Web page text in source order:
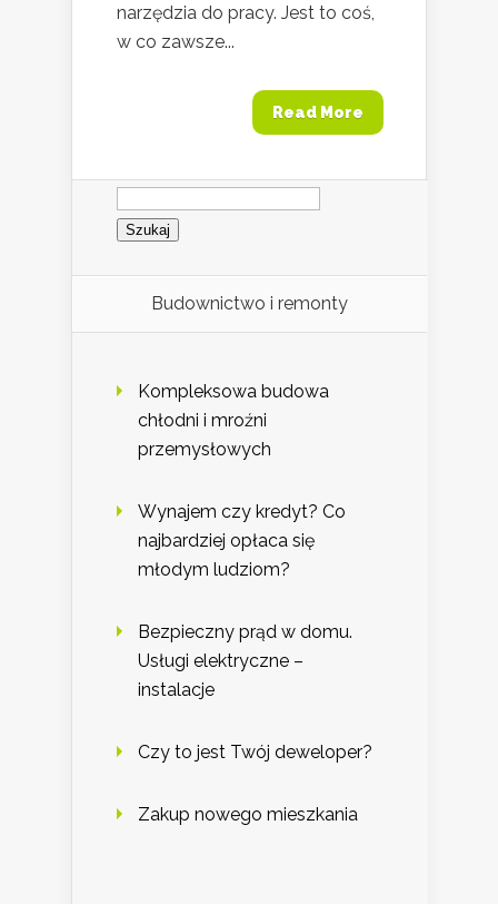
narzędzia do pracy. Jest to coś,
w co zawsze...
Read More
Szukaj:
Budownictwo i remonty
Kompleksowa budowa
chłodni i mroźni
przemysłowych
Wynajem czy kredyt? Co
najbardziej opłaca się
młodym ludziom?
Bezpieczny prąd w domu.
Usługi elektryczne –
instalacje
Czy to jest Twój deweloper?
Zakup nowego mieszkania